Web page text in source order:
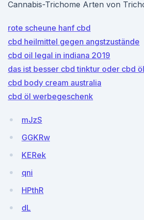
Cannabis-Trichome Arten von
rote scheune hanf cbd
cbd heilmittel gegen angstzustände
cbd oil legal in indiana 2019
das ist besser cbd tinktur oder cbd öl
cbd body cream australia
cbd öl werbegeschenk
mJzS
GGKRw
KERek
qni
HPthR
dL